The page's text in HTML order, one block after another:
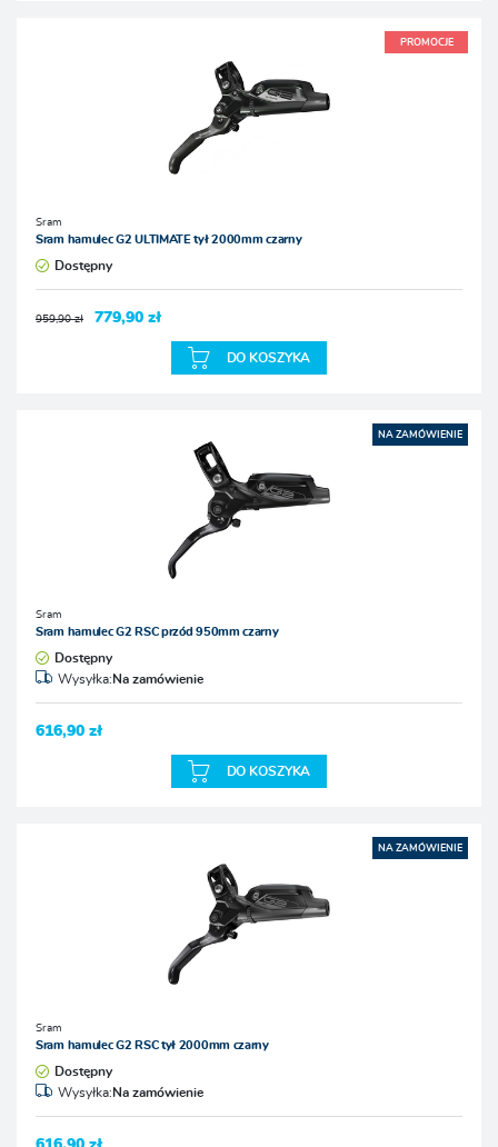
PROMOCJE
Sram
Sram hamulec G2 ULTIMATE tył 2000mm czarny
Dostępny
959,90 zł 779,90 zł
DO KOSZYKA
NA ZAMÓWIENIE
Sram
Sram hamulec G2 RSC przód 950mm czarny
Dostępny
Wysyłka:Na zamówienie
616,90 zł
DO KOSZYKA
NA ZAMÓWIENIE
Sram
Sram hamulec G2 RSC tył 2000mm czarny
Dostępny
Wysyłka:Na zamówienie